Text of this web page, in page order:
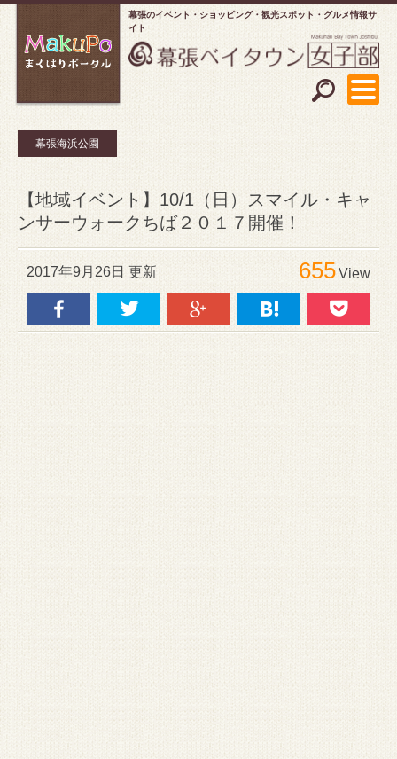
幕張のイベント・ショッピング
観光スポット・グルメ情報サ
イト
幕張海浜公園
【地域イベント】10/1（日）スマイル・キャ
ンサーウォークちば２０１７開催！
2017年9月26日 更新 655View